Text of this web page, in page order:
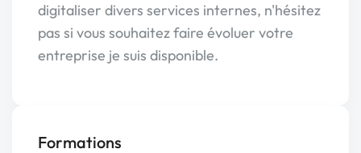
digitaliser divers services internes, n'hésitez
pas si vous souhaitez faire évoluer votre
entreprise je suis disponible.
Formations